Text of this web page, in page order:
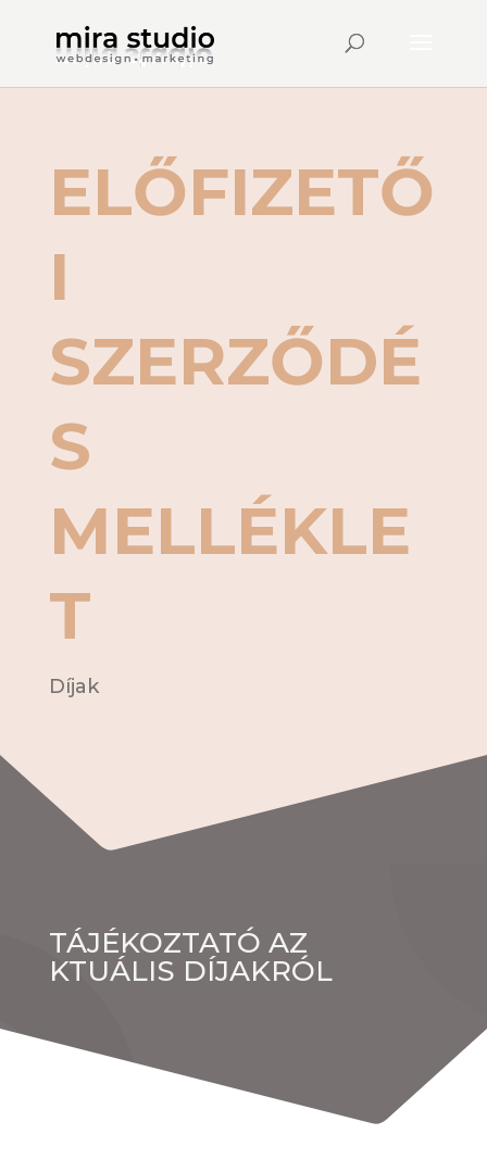
ELŐFIZETŐ
I
SZERZŐDÉ
S
MELLÉKLE
T
Díjak
TÁJÉKOZTATÓ AZ
KTUÁLIS DÍJAKRÓL